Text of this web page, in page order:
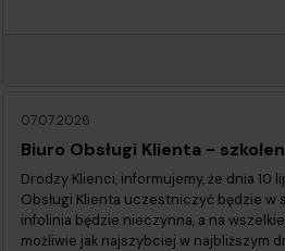
07.07.2026
Biuro Obsługi Klienta -
Drodzy Klienci, informujemy, że dnia 10
Obsługi Klienta uczestniczyć będzie w
infolinia będzie nieczynna, a na
możliwie jak najszybciej w najbliższym